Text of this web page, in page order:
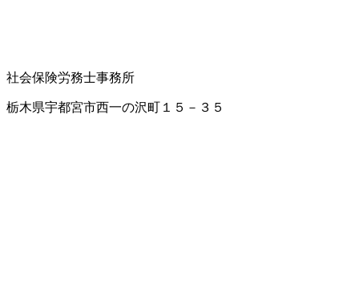
社会保険労務士事務所
栃木県宇都宮市西一の沢町１５－３５